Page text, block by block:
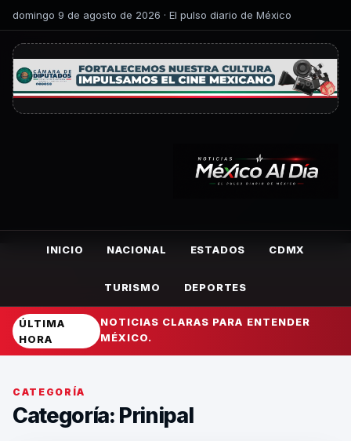
domingo 9 de agosto de 2026 · El pulso diario de México
INICIO NACIONAL ESTADOS CDMX
TURISMO DEPORTES
ÚLTIMA
HORA
NOTICIAS CLARAS PARA ENTENDER
MÉXICO.
CATEGORÍA
Categoría: Prinipal